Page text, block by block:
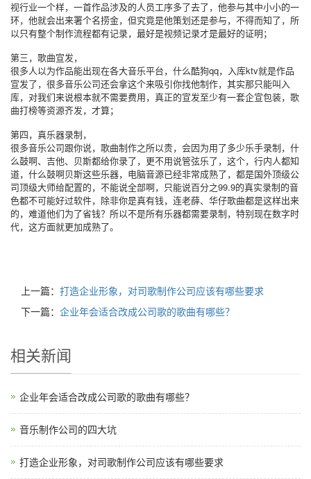
视行业一个样，一首作品涉及的人员工序多了去了，他参与其中小小的一
环，他就会出来署个名捞金，但究竟是他策划还是参与，不得而知了，所
以只有整个制作流程都有记录，最好是视频记录才是最好的证明；
第三，歌曲宣发，
很多人以为作品能出现在各大音乐平台，什么酷狗qq，入库ktv就是作品
宣发了，很多音乐公司还会拿这个来吸引你找他制作，其实那只能叫入
库，对我们来说根本就不需要费用，真正的宣发至少有一套企宣包装，歌
曲打榜等资源齐发，才算；
第四，真乐器录制，
很多音乐公司跟你说，歌曲制作之所以贵，会因为用了多少乐手录制，什
么鼓啊、吉他、贝斯都给你录了，更不用说管弦乐了，这个，行内人都知
道，什么鼓啊贝斯这些乐器，电脑音源已经非常成熟了，都是国外顶级公
司顶级大师给配置的，不能说全部啊，只能说百分之99.9的真实录制的音
色都不可能好过软件，除非你是真有钱，连老薛、华仔歌曲都是这样出来
的，难道他们为了省钱？所以不是所有乐器都需要录制，特别现在数字时
代，这方面就更加成熟了。
上一篇： 打造企业形象，对司歌制作公司应该有哪些要求
下一篇： 企业年会适合改成公司歌的歌曲有哪些？
相关新闻
企业年会适合改成公司歌的歌曲有哪些？
音乐制作公司的四大坑
打造企业形象，对司歌制作公司应该有哪些要求